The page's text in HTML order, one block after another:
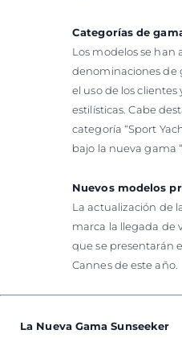
Categorías de
Los modelos se han
denominaciones de
el uso de los clientes
estilísticas. Cabe
categoría “Sport
bajo la nueva gama
Nuevos modelos
La actualización de
marca la llegada de
que se presentarán
Cannes de este año.
La Nueva Gama Sunseeker